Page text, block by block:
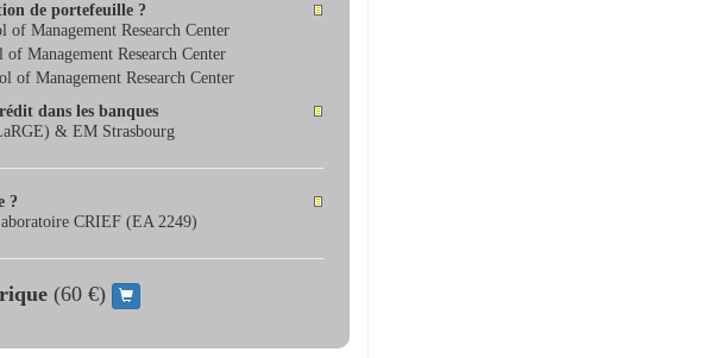
de portefeuille ?
Management Research Center
Management Research Center
Management Research Center
dans les banques
& EM Strasbourg
?
CRIEF (EA 2249)
(60 €)